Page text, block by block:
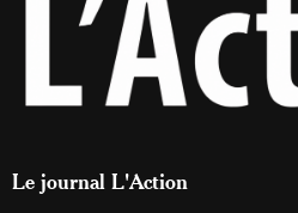
Le journal L'Action